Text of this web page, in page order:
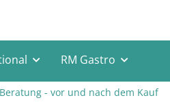
RM Gastro
- vor und nach dem Kauf